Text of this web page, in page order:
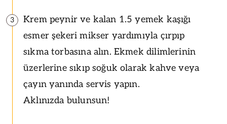
3
Krem peynir ve kalan 1.5 yemek kaşığı
esmer şekeri mikser yardımıyla çırpıp
sıkma torbasına alın. Ekmek dilimlerinin
üzerlerine sıkıp soğuk olarak kahve veya
çayın yanında servis yapın.
Aklınızda bulunsun!